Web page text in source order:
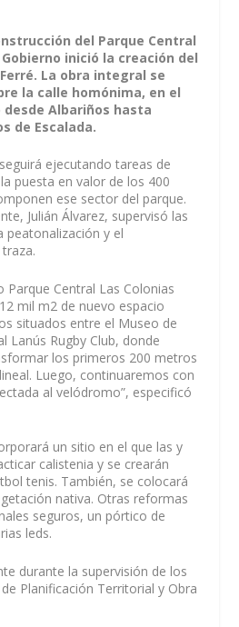
del Parque Central
inició la creación del
La obra integral se
la calle homónima, en el
Albariños hasta
de Escalada.
ejecutando tareas de
puesta en valor de los 400
ese sector del parque.
Julián Álvarez, supervisó las
peatonalización y el
Central Las Colonias
mil m2 de nuevo espacio
situados entre el Museo de
Lanús Rugby Club, donde
los primeros 200 metros
Luego, continuaremos con
al velódromo”, especificó
un sitio en el que las y
calistenia y se crearán
tenis. También, se colocará
nativa. Otras reformas
seguros, un pórtico de
leds.
durante la supervisión de los
Planificación Territorial y Obra